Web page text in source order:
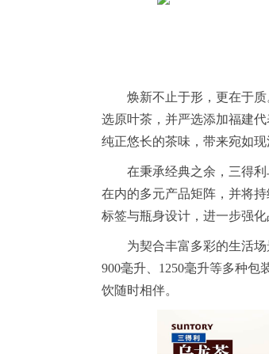
焕新不止于形，更在于
选原叶茶，并严选添加福建
纯正悠长的茶味，带来宛如现
在秉承经典之余，三得
在内的多元产品矩阵，并将
标签与瓶身设计，进一步强化
为契合丰富多彩的生活
900毫升、1250毫升等多种
饮随时相伴。